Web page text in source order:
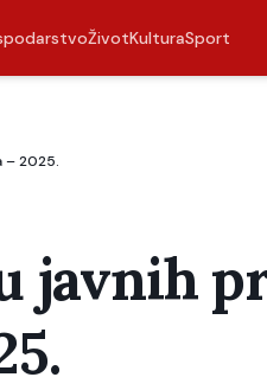
ŽivotKulturaSport
– 2025.
javnih